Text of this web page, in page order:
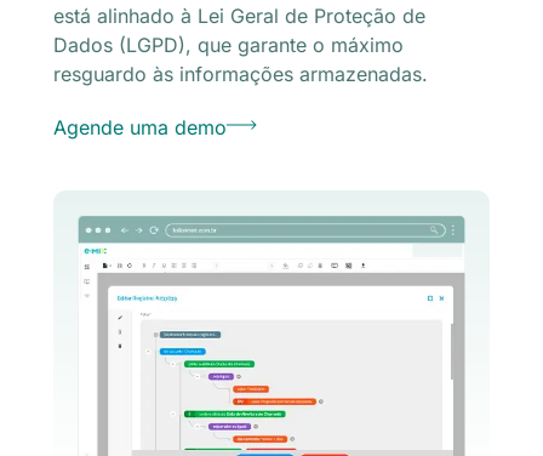
está alinhado à Lei Geral de Proteção de
Dados (LGPD), que garante o máximo
resguardo às informações armazenadas.
Agende uma demo